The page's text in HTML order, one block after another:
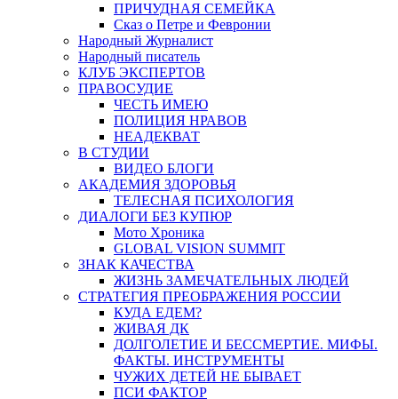
ПРИЧУДНАЯ СЕМЕЙКА
Сказ о Петре и Февронии
Народный Журналист
Народный писатель
КЛУБ ЭКСПЕРТОВ
ПРАВОСУДИЕ
ЧЕСТЬ ИМЕЮ
ПОЛИЦИЯ НРАВОВ
НЕАДЕКВАТ
В СТУДИИ
ВИДЕО БЛОГИ
АКАДЕМИЯ ЗДОРОВЬЯ
ТЕЛЕСНАЯ ПСИХОЛОГИЯ
ДИАЛОГИ БЕЗ КУПЮР
Мото Хроника
GLOBAL VISION SUMMIT
ЗНАК КАЧЕСТВА
ЖИЗНЬ ЗАМЕЧАТЕЛЬНЫХ ЛЮДЕЙ
СТРАТЕГИЯ ПРЕОБРАЖЕНИЯ РОССИИ
КУДА ЕДЕМ?
ЖИВАЯ ДК
ДОЛГОЛЕТИЕ И БЕССМЕРТИЕ. МИФЫ.
ФАКТЫ. ИНСТРУМЕНТЫ
ЧУЖИХ ДЕТЕЙ НЕ БЫВАЕТ
ПСИ ФАКТОР